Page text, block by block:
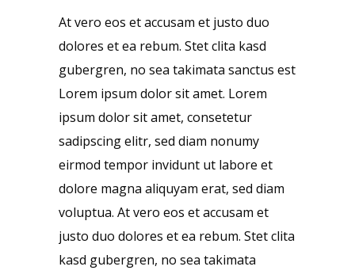
At vero eos et accusam et justo duo
dolores et ea rebum. Stet clita kasd
gubergren, no sea takimata sanctus est
Lorem ipsum dolor sit amet. Lorem
ipsum dolor sit amet, consetetur
sadipscing elitr, sed diam nonumy
eirmod tempor invidunt ut labore et
dolore magna aliquyam erat, sed diam
voluptua. At vero eos et accusam et
justo duo dolores et ea rebum. Stet clita
kasd gubergren, no sea takimata